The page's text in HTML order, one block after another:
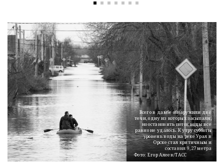
Всего в дамбе обнаружили две
течи, одну из которых засыпали,
но остановить поток воды все
равно не удалось. К утру субботы
уровень воды на реке Урал в
Орске стал критичным и
составил 9,27 метра
Фото: Егор Алеев/ТАСС